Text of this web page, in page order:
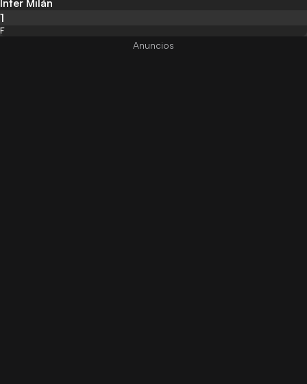
Inter Milán
1
F